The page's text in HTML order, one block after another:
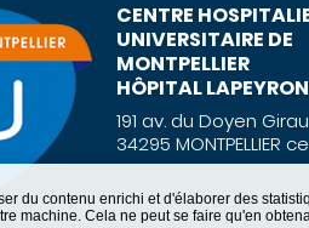
du contenu enrichi et d'élaborer des
machine. Cela ne peut se faire qu'en
CENTRE
UNIVERSITAIRE DE
MONTPELLIER
HÔPITAL
191 av. du Doyen
34295 MONTPELLIER